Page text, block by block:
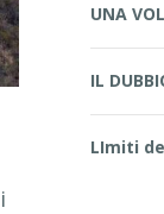
UNA
IL
LImiti